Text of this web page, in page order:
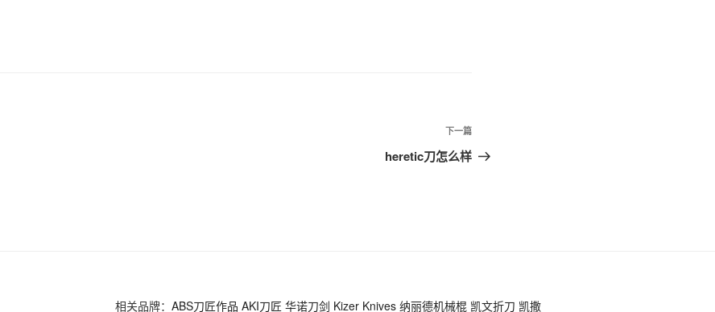
一
下一篇
heretic刀怎么样
相关品牌： ABS刀匠作品 AKI刀匠 华诺刀剑 Kizer Knives 纳丽德机械棍 凯文折刀 凯撒